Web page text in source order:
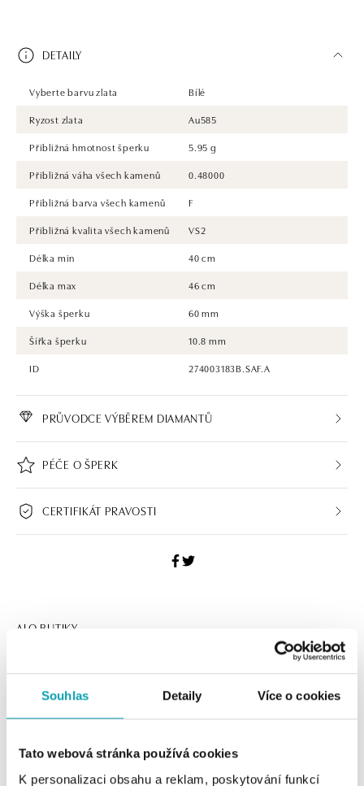
Souhlas Detaily Více o cookies
Tato webová stránka používá cookies
K personalizaci obsahu a reklam, poskytování funkcí
DETAILY
Vyberte barvu zlata
Bílé
Ryzost zlata
Au585
Přibližná hmotnost šperku
5.95 g
Přibližná váha všech kamenů
0.48000
Přibližná barva všech kamenů
F
Přibližná kvalita všech kamenů
VS2
Délka min
40 cm
Délka max
46 cm
Výška šperku
60 mm
Šířka šperku
10.8 mm
ID
274003183B.SAF.A
PRŮVODCE VÝBĚREM DIAMANTŮ
PÉČE O ŠPERK
CERTIFIKÁT PRAVOSTI
ALO BUTIKY